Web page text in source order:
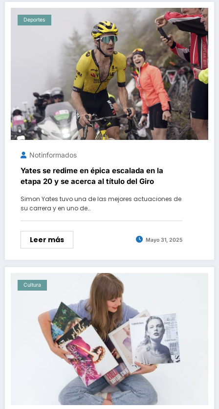
Deportes
Notinformados
Yates se redime en épica escalada en la
etapa 20 y se acerca al título del Giro
Simon Yates tuvo una de las mejores actuaciones de
su carrera y en uno de…
Leer más Mayo 31, 2025
Cultura